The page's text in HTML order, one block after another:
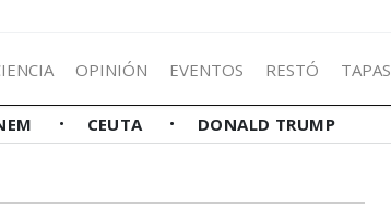
OPINIÓN EVENTOS RESTÓ TAPAS
CEUTA DONALD TRUMP